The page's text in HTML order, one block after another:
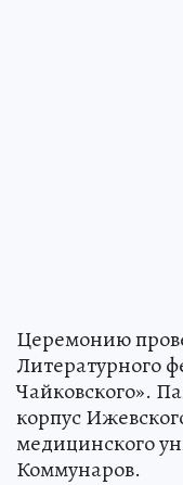
Церемонию
Литературного
Чайковского».
корпус
медицинского
Коммунаров.